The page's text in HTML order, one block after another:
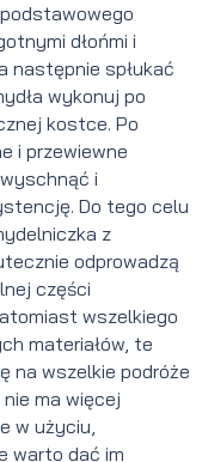
podstawowego
dłońmi i
następnie spłukać
wykonuj po
kostce. Po
i przewiewne
i
Do tego celu
z
odprowadzą
części
wszelkiego
materiałów, te
na wszelkie podróże
ma więcej
w użyciu,
warto dać im